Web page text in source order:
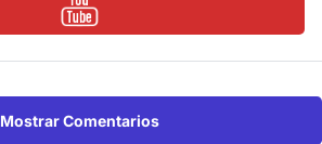
Mostrar Comentarios